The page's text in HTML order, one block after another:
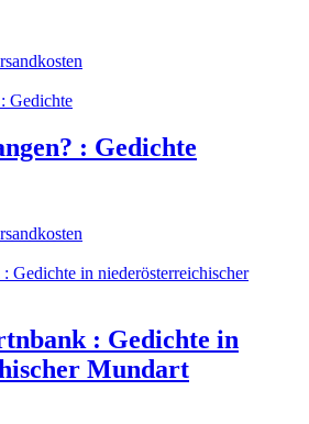
: Gedichte
: Gedichte in
Mundart